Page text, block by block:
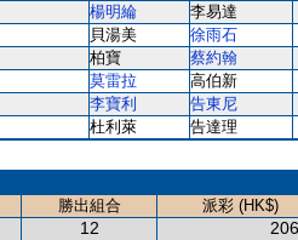
楊明綸 李易達
貝湯美 徐雨石
柏寶 蔡約翰
莫雷拉 高伯新
李寶利 告東尼
杜利萊
告達理
勝出組合
派彩 (HK$)
12